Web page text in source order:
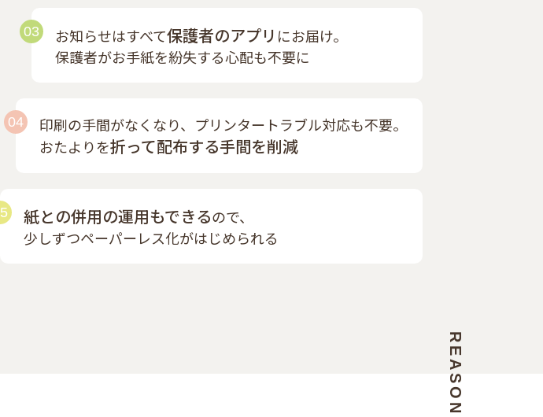
03 お知らせはすべて保護者のアプリ にお届け。
保護者がお手紙を紛失する心配も不要に
04
印刷の手間がなくなり、プリンタートラブル対応も不要。
おたよりを折って配布する手間を削減
紙との併用の運用もできるので、
少しずつペーパーレス化がはじめられる
REASON